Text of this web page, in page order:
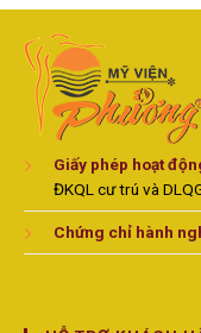
Giấy phép hoạt
ĐKQL cư trú và
Chứng chỉ hành